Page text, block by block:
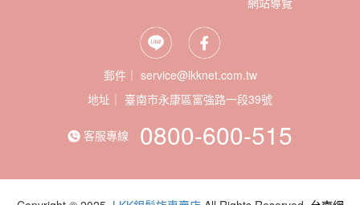
郵件｜ service@lkknet.com.tw
地址｜
客服專線 0800-600-515